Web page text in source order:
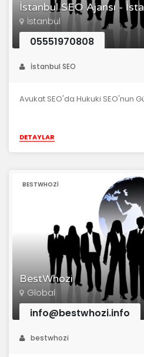
İstanbul SEO Ajansı -
İstanbul
05551970808
İstanbul SEO
Avukat SEO'da Hukuki SEO'nun
DETAYLAR
BestWhozi
BESTWHOZI
Global
info@bestwhozi.info
bestwhozi